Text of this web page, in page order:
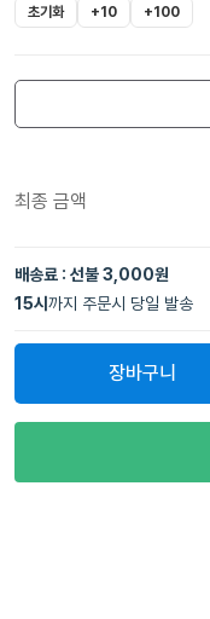
초기화 +10 +100
최종 금액
배송료 : 선불 3,000원
15시 까지 주문시 당일 발송
장바구니